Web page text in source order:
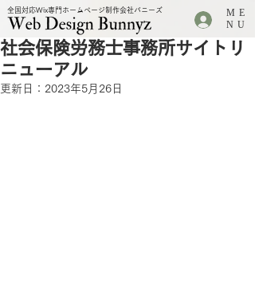
.
全国対応Wix専門ホームページ制作会社バニーズ
ME
NU
社会保険労務士事務所サイトリ
ニューアル
更新日： 2023年5月26日